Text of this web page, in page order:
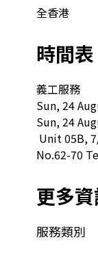
全香港
時間表
義工服務
Sun, 24
Sun, 24
No.62-70
更多
服務類別